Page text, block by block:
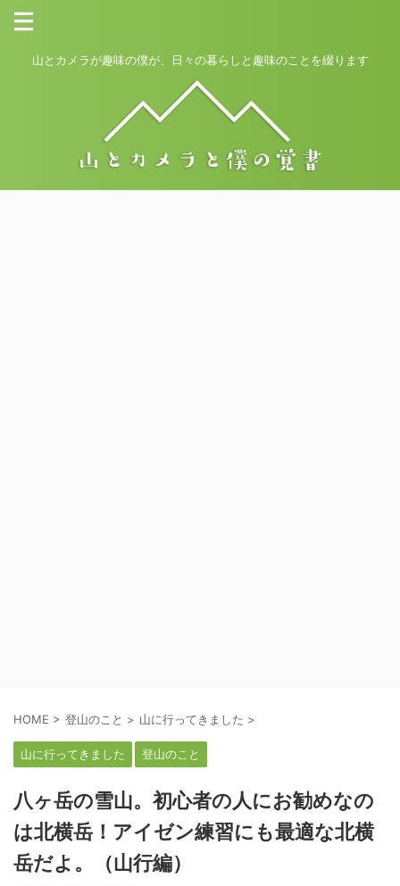
山とカメラが趣味の僕が、日々の暮らしと趣味のことを綴ります
HOME > 登山のこと > 山に行ってきました >
山に行ってきました 登山のこと
八ヶ岳の雪山。初心者の人にお勧めなの
は北横岳！アイゼン練習にも最適な北横
岳だよ。（山行編）